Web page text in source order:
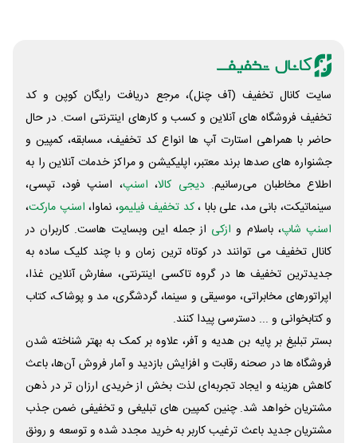
سایت کانال تخفیف (آف چنل)، مرجع دریافت رایگان کوپن و کد
تخفیف فروشگاه های آنلاین و کسب و‌ کارهای اینترنتی است. در حال
حاضر با همراهی استارت آپ ها انواع کد تخفیف، مسابقه، کمپین و
جشنواره های صدها برند معتبر، اپلیکیشن و مراکز خدمات آنلاین را به
اطلاع مخاطبان می‌رسانیم. دیجی کالا، اسنپ، اسنپ فود، تپسی،
سینماتیکت، بانی مد، علی‌ بابا ،کد تخفیف فیلیمو، نماوا، اسنپ مارکت،
اسنپ شاپ، باسلام و ازکی از جمله این وبسایت ‌هاست. کاربران در
کانال تخفیف می توانند در کوتاه ترین زمان و با چند کلیک ساده به
جدیدترین تخفیف ها در گروه تاکسی اینترنتی، سفارش آنلاین غذا،
اپراتورهای مخابراتی، موسیقی و سینما، گردشگری، مد و پوشاک، کتاب
و کتابخوانی و ... دسترسی پیدا کنند.
بستر تبلیغ بر پایه بن هدیه و آفر، علاوه بر کمک به بهتر شناخته شدن
فروشگاه ها در صحنه رقابت و افزایش بازدید و آمار فروش آن‌ها، باعث
کاهش هزینه و ایجاد تجربه‌ای لذت بخش از خریدی ارزان تر در ذهن
مشتریان خواهد شد. چنین کمپین های تبلیغی و تخفیفی ضمن جذب
مشتریان جدید باعث ترغیب کاربر به خرید مجدد شده و توسعه و رونق